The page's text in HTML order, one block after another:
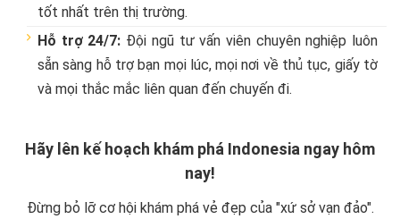
tốt nhất trên thị trường.
Hỗ trợ 24/7: Đội ngũ tư vấn viên chuyên nghiệp luôn
sẵn sàng hỗ trợ bạn mọi lúc, mọi nơi về thủ tục, giấy tờ
và mọi thắc mắc liên quan đến chuyến đi.
Hãy lên kế hoạch khám phá Indonesia ngay hôm
nay!
Đừng bỏ lỡ cơ hội khám phá vẻ đẹp của "xứ sở vạn đảo".